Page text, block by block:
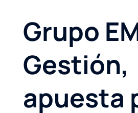
Grupo
Gestión,
apuesta